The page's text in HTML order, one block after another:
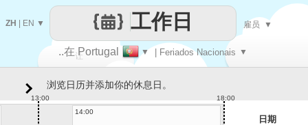
让
每一天
..在 Portugal ▼ | Feriados Nacionais ▼
工作日
ZH EN ▼ 雇员 ▼
浏览日历并添加你的休息日。
13:00
18:00
14:00
日期